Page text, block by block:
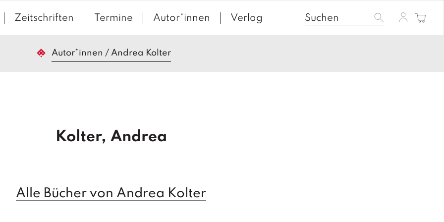
Zeitschriften Termine Autor*innen Verlag
Autor*innen / Andrea Kolter
Kolter, Andrea
Alle Bücher von Andrea Kolter